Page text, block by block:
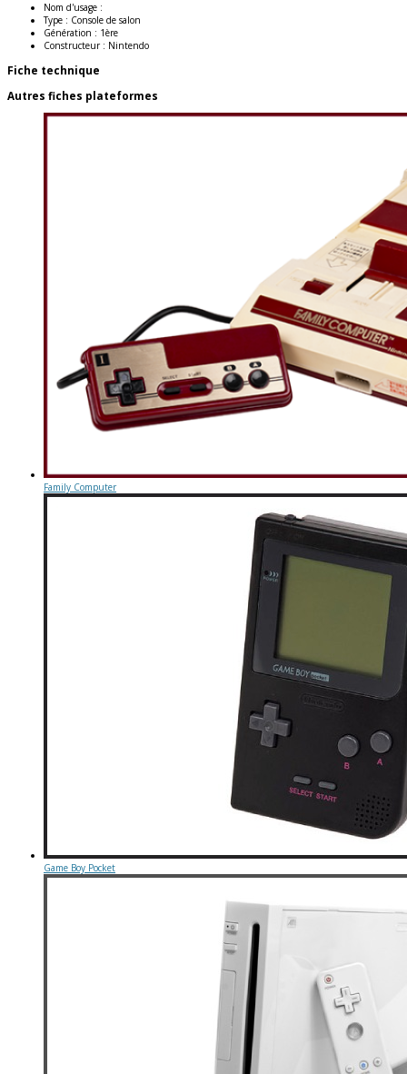
Nom d'usage :
Type : Console de salon
Génération : 1ère
Constructeur : Nintendo
Fiche technique
Autres fiches plateformes
Family Computer
Game Boy Pocket